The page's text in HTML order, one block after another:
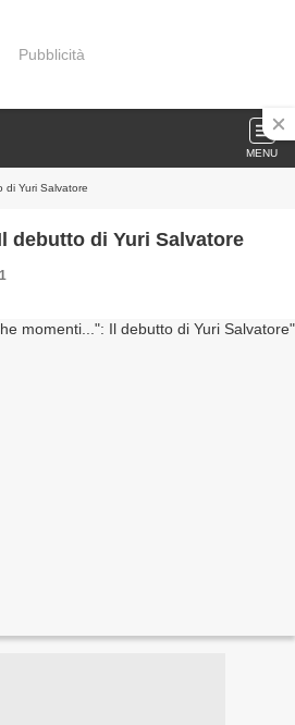
Pubblicità
MENU
di Yuri Salvatore
debutto di Yuri Salvatore